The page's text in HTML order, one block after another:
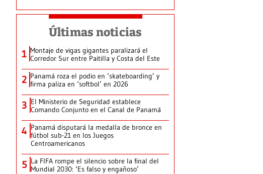
Últimas noticias
1 Montaje de vigas gigantes paralizará el
Corredor Sur entre Paitilla y Costa del Este
2 Panamá roza el podio en ‘skateboarding’ y
firma paliza en ‘softbol’ en 2026
3 El Ministerio de Seguridad establece
Comando Conjunto en el Canal de Panamá
4 Panamá disputará la medalla de bronce en
fútbol sub-21 en los Juegos
Centroamericanos
5 La FIFA rompe el silencio sobre la final del
Mundial 2030: ‘Es falso y engañoso’